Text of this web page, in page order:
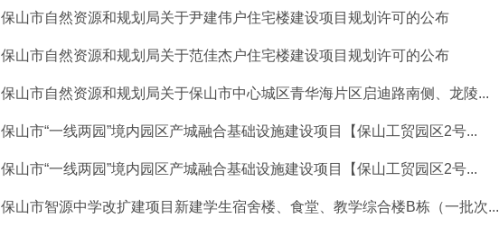
保山市自然资源和规划局关于尹建伟户住宅楼建设项目规划许可的公布
保山市自然资源和规划局关于范佳杰户住宅楼建设项目规划许可的公布
保山市自然资源和规划局关于保山市中心城区青华海片区启迪路南侧、龙陵...
保山市“一线两园”境内园区产城融合基础设施建设项目【保山工贸园区2号...
保山市“一线两园”境内园区产城融合基础设施建设项目【保山工贸园区2号...
保山市智源中学改扩建项目新建学生宿舍楼、食堂、教学综合楼B栋（一批次...